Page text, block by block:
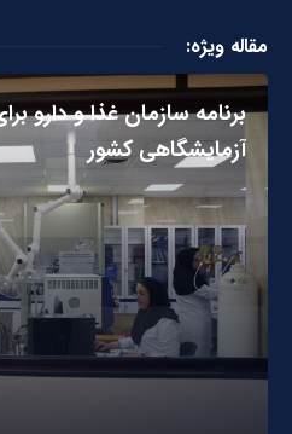
مقاله ویژه:
برنامه سازمان غذا و دارو
آزمایشگاهی کشور